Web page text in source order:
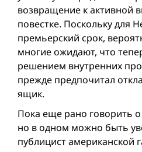
возвращение к активной
повестке. Поскольку для
премьерский срок,
многие ожидают, что
решением внутренних
прежде предпочитал
ящик.
Пока еще рано говорить
но в одном можно быть
публицист американской